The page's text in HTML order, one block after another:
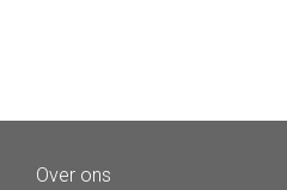
Over ons